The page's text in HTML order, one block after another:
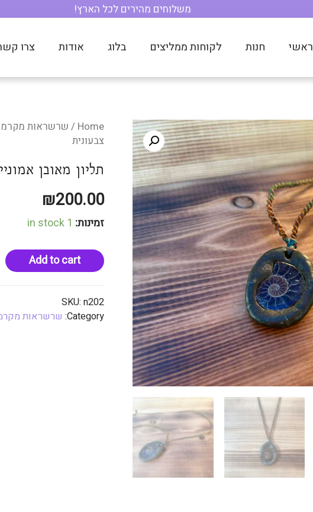
ראשי חנות לקוחות ממליצים בלוג אודות צרו
Home
/ שרשראות
צבעונית
תליון מאובן
₪200.00
זמינות: 1 in stock
Add to cart
SKU: n202
Category: שרשראות